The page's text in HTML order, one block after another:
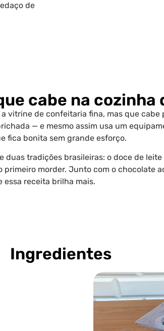
de
cabe na cozinha
vitrine de confeitaria fina, mas que
— e mesmo assim usa um
fica bonita sem grande esforço.
tradições brasileiras: o doce de
morder. Junto com o chocolate
essa receita brilha mais.
Ingredientes